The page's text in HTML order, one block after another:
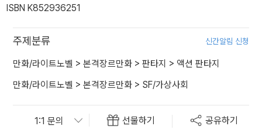
ISBN K852936251
주제분류 신간알림 신청
만화/라이트노벨 > 본격장르만화 > 판타지 > 액션 판타지
만화/라이트노벨 > 본격장르만화 > SF/가상사회
선물하기 공유하기